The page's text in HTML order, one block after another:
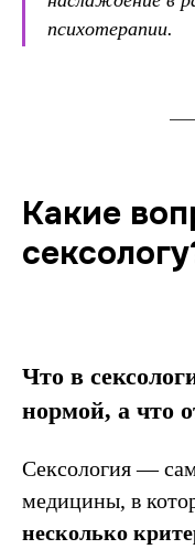
психотерапии.
Какие
Что в
нормой, а что
Сексология —
медицины, в
несколько